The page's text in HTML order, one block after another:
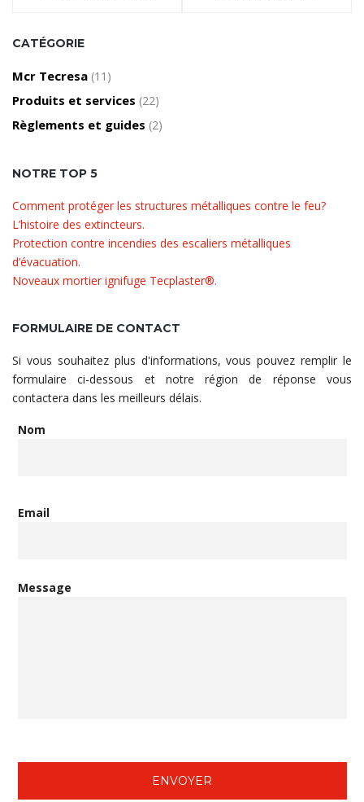
CATÉGORIE
Mcr Tecresa (11)
Produits et services (22)
Règlements et guides (2)
NOTRE TOP 5
Comment protéger les structures métalliques contre le feu?
L’histoire des extincteurs.
Protection contre incendies des escaliers métalliques
d’évacuation.
Noveaux mortier ignifuge Tecplaster®.
FORMULAIRE DE CONTACT
Si vous souhaitez plus d'informations, vous pouvez remplir le
formulaire ci-dessous et notre région de réponse vous
contactera dans les meilleurs délais.
Nom
Email
Message